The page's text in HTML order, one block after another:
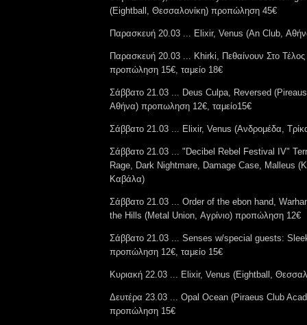
(Eightball, Θεσσαλονίκη) προπώληση 45€
Παρασκευή 20.03 ... Elixir, Venus (An Club,
Παρασκευή 20.03 ... Khirki, Πεθαίνουν Στο
προπώληση 15€, ταμείο 18€
Σάββατο 21.03 ... Deus Culpa, Reversed
Αθήνα) προπωληση 12€, ταμείο15€
Σάββατο 21.03 ... Elixir, Venus (Ανδρομέδα,
Σάββατο 21.03 ... "Decibel Rebel Festival IV"
Rage, Dark Nightmare, Damage Case, Malleus
Καβάλα)
Σάββατο 21.03 ... Order of the ebon hand,
the Hills (Metal Union, Αγρίνιο) προπώληση 12€
Σάββατο 21.03 ... Senses w/special guests:
προπώληση 12€, ταμείο 15€
Κυριακή 22.03 ... Elixir, Venus (Eightball,
Δευτέρα 23.03 ... Opal Ocean (Piraeus Club
προπώληση 15€